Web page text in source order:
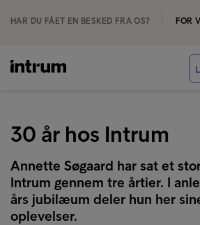
HAR DU FÅET EN BESKED FRA OS? FOR
30 år hos Intrum
Annette Søgaard har sat et
Intrum gennem tre årtier. I
års jubilæum deler hun her
oplevelser.